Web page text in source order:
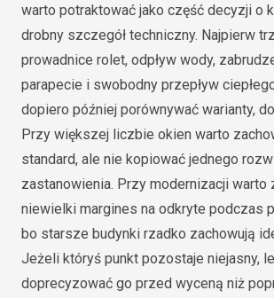
warto potraktować jako część decyzji o
drobny szczegół techniczny. Najpierw
prowadnice rolet, odpływ wody,
parapecie i swobodny przepływ
dopiero później porównywać warianty,
Przy większej liczbie okien warto
standard, ale nie kopiować jednego
zastanowienia. Przy modernizacji warto
niewielki margines na odkryte podczas
bo starsze budynki rzadko zachowują
Jeżeli któryś punkt pozostaje niejasny,
doprecyzować go przed wyceną niż